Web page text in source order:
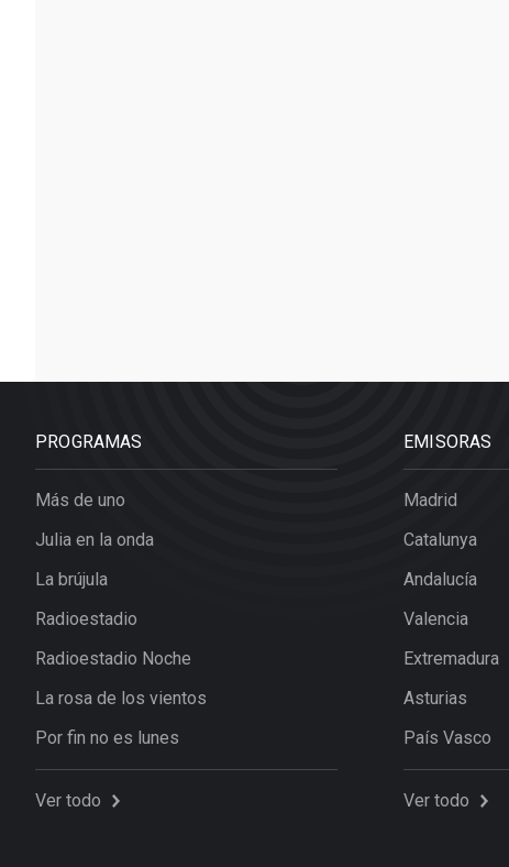
PROGRAMAS
Más de uno
Julia en la onda
La brújula
Radioestadio
Radioestadio Noche
La rosa de los vientos
Por fin no es lunes
Ver todo
EMISORAS
Madrid
Catalunya
Andalucía
Valencia
Extremadura
Asturias
País Vasco
Ver todo